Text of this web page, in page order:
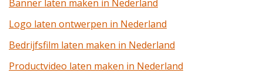
Banner laten maken in Nederland
Logo laten ontwerpen in Nederland
Bedrijfsfilm laten maken in Nederland
Productvideo laten maken in Nederland